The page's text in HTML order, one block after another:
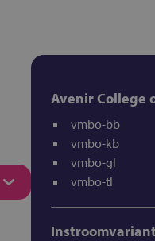
Avenir College
vmbo-bb
vmbo-kb
vmbo-gl
vmbo-tl